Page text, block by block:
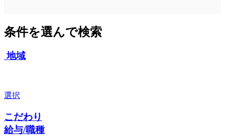
条件を選んで検索
地域
選択
こだわり
給与/職種